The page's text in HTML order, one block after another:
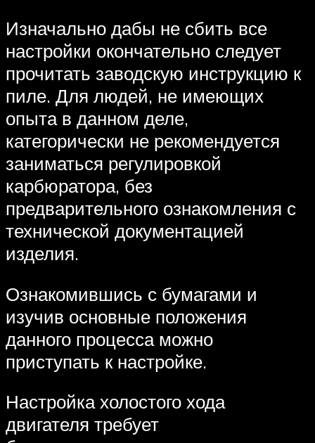
Изначально дабы не сбить все
настройки окончательно следует
прочитать заводскую инструкцию к
пиле. Для людей, не имеющих
опыта в данном деле,
категорически не рекомендуется
заниматься регулировкой
карбюратора, без
предварительного ознакомления с
технической документацией
изделия.
Ознакомившись с бумагами и
изучив основные положения
данного процесса можно
приступать к настройке.
Настройка холостого хода
двигателя требует